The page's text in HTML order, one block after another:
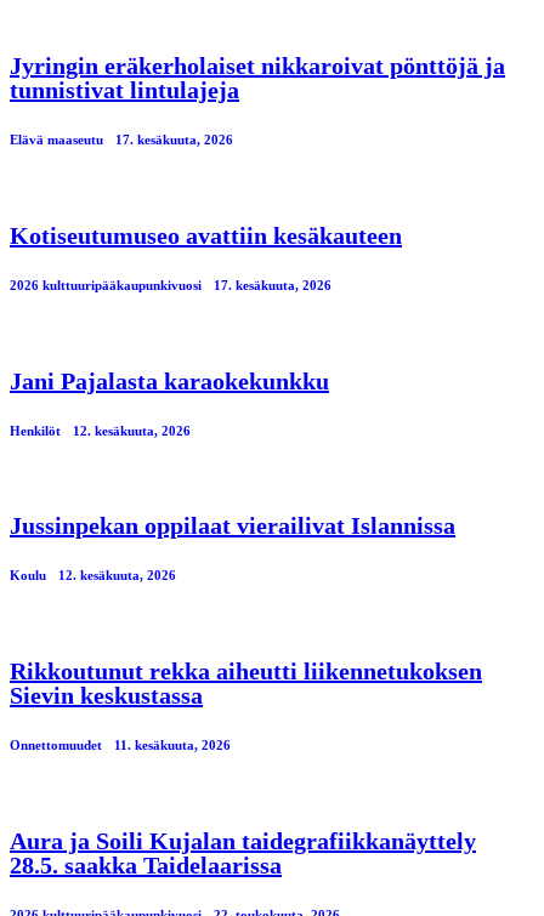
Jyringin eräkerholaiset nikkaroivat pönttöjä ja
tunnistivat lintulajeja
Elävä maaseutu 17. kesäkuuta, 2026
Kotiseutumuseo avattiin kesäkauteen
2026 kulttuuripääkaupunkivuosi 17. kesäkuuta, 2026
Jani Pajalasta karaokekunkku
Henkilöt 12. kesäkuuta, 2026
Jussinpekan oppilaat vierailivat Islannissa
Koulu 12. kesäkuuta, 2026
Rikkoutunut rekka aiheutti liikennetukoksen
Sievin keskustassa
Onnettomuudet 11. kesäkuuta, 2026
Aura ja Soili Kujalan taidegrafiikkanäyttely
28.5. saakka Taidelaarissa